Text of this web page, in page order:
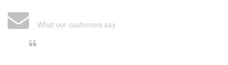
What our customers say